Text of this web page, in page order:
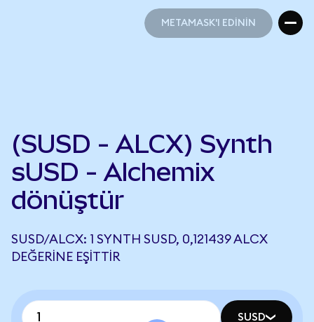
METAMASK'I EDİNİN
(SUSD - ALCX) Synth
sUSD - Alchemix
dönüştür
SUSD/ALCX: 1 SYNTH SUSD, 0,121439 ALCX
DEĞERINE EŞITTIR
SUSD